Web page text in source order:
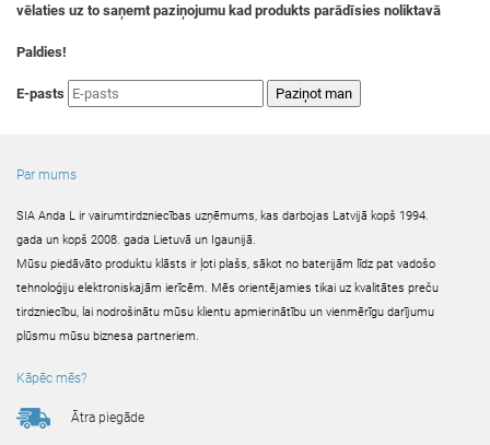
vēlaties uz to saņemt paziņojumu kad produkts parādīsies noliktavā
Paldies!
E-pasts
Par mums
SIA Anda L ir vairumtirdzniecības uzņēmums, kas darbojas Latvijā kopš 1994.
gada un kopš 2008. gada Lietuvā un Igaunijā.
Mūsu piedāvāto produktu klāsts ir ļoti plašs, sākot no baterijām līdz pat vadošo
tehnoloģiju elektroniskajām ierīcēm. Mēs orientējamies tikai uz kvalitātes preču
tirdzniecību, lai nodrošinātu mūsu klientu apmierinātību un vienmērīgu darījumu
plūsmu mūsu biznesa partneriem.
Kāpēc mēs?
Ātra piegāde